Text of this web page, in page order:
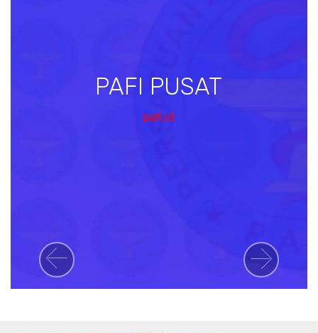
PAFI PUSAT
pafi.id
Previous Next